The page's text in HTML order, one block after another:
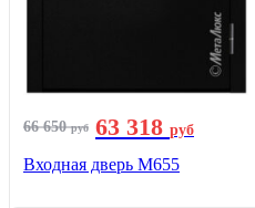
66 650руб 63 318 руб
Входная дверь М655